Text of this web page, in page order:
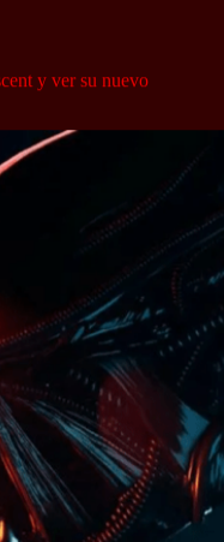
y ver su nuevo